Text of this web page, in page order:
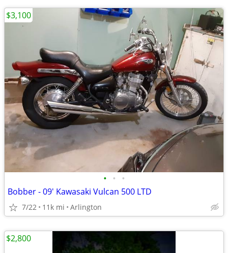
• • •
Bobber - 09' Kawasaki Vulcan 500 LTD
7/22 11k mi Arlington
$3,100
$2,800